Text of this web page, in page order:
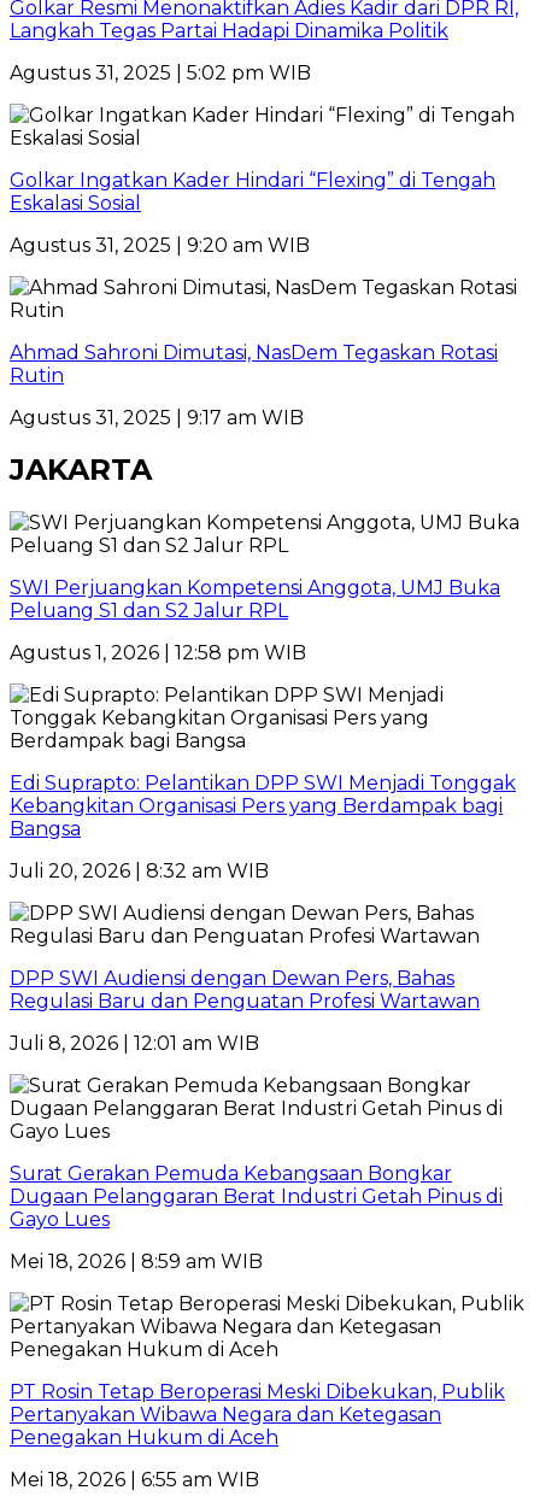
Golkar Resmi Menonaktifkan Adies Kadir dari DPR RI,
Langkah Tegas Partai Hadapi Dinamika Politik
Agustus 31, 2025 | 5:02 pm WIB
Golkar Ingatkan Kader Hindari “Flexing” di Tengah
Eskalasi Sosial
Agustus 31, 2025 | 9:20 am WIB
Ahmad Sahroni Dimutasi, NasDem Tegaskan Rotasi
Rutin
Agustus 31, 2025 | 9:17 am WIB
JAKARTA
SWI Perjuangkan Kompetensi Anggota, UMJ Buka
Peluang S1 dan S2 Jalur RPL
Agustus 1, 2026 | 12:58 pm WIB
Edi Suprapto: Pelantikan DPP SWI Menjadi Tonggak
Kebangkitan Organisasi Pers yang Berdampak bagi
Bangsa
Juli 20, 2026 | 8:32 am WIB
DPP SWI Audiensi dengan Dewan Pers, Bahas
Regulasi Baru dan Penguatan Profesi Wartawan
Juli 8, 2026 | 12:01 am WIB
Surat Gerakan Pemuda Kebangsaan Bongkar
Dugaan Pelanggaran Berat Industri Getah Pinus di
Gayo Lues
Mei 18, 2026 | 8:59 am WIB
PT Rosin Tetap Beroperasi Meski Dibekukan, Publik
Pertanyakan Wibawa Negara dan Ketegasan
Penegakan Hukum di Aceh
Mei 18, 2026 | 6:55 am WIB